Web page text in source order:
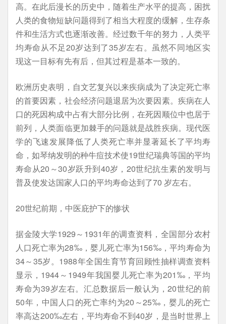
高。在此后漫长的历史中，随着生产水平的提高，困扰
人类的食物短缺问题得到了相当大程度的缓解，生存条
件和生活方式也逐渐改善。经过数千年的努力，人类平
均寿命从不足20岁达到了35岁左右。虽然不同地区实
现这一目标有先有后，但其过程是基本一致的。
欧洲历史表明，自文艺复兴以来疾病成为了决定死亡率
的首要因素，社会经济问题退居为次要因素。疾病在人
口的死因构成中占有大部分比例，在死因顺位中也居于
前列，人类面临更加棘手的问题就是战胜疾病。现代医
学的飞速发展降低了人类死亡率并显著延长了平均寿
命，如琴纳发明的种牛痘技术使19世纪瑞典等国的平均
寿命从20～30岁跃升到40岁，20世纪抗生素的发明与
普及使发达国家人口的平均寿命达到了70 岁左右。
20世纪前期，中医庇护下的惨状
据金陵大学1929～1931年的调查资料，全国部分农村
人口死亡率为28‰，婴儿死亡率为156‰，平均寿命为
34～35岁。1988年全国生育节育回顾性抽样调查资料
显示，1944～1949年我国婴儿死亡率为201‰，平均
寿命为39岁左右。汇总数据后一般认为，20世纪的前
50年，中国人口的死亡率约为20～25‰，婴儿的死亡
率高达200‰左右，平均寿命不到40岁，是当时世界上